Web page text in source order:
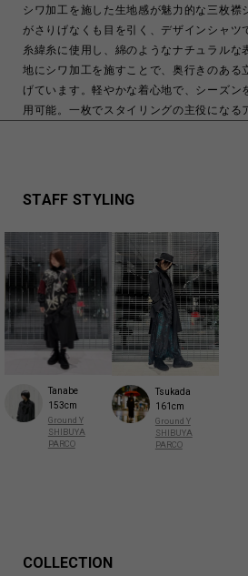
シワ加工を施した生地感が魅力的な三枚襟
がさりげなくも目を引く、デザインシャツ
糸緯糸に使用し、綿のようなナチュラルな
地にシワ加工を施すことで、奥行きのある
げています。軽やかな着心地で、シーズン
用可能。一枚でスタイリングの主役になる
商品についてよくあるお問い合わせはこちら
STAFF STYLING
Tanabe
153cm
Ground Y
SHIBUYA
PARCO
Tsukada
161cm
Ground Y
SHIBUYA
PARCO
COLLECTION